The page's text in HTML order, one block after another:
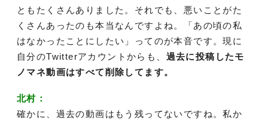
ともたくさんありました。それでも、悪いことがた
くさんあったのも本当なんですよね。「あの頃の私
はなかったことにしたい」ってのが本音です。現に
自分のTwitterアカウントからも、 過去に投稿したモ
ノマネ動画はすべて削除してます。
北村：
確かに、過去の動画はもう残ってないですね。私か